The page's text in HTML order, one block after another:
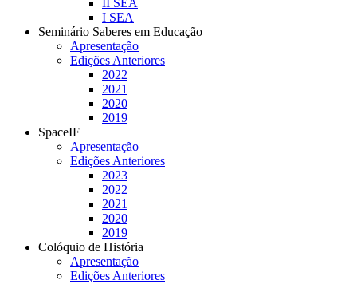
II SEA
I SEA
Seminário Saberes em Educação
Apresentação
Edições Anteriores
2022
2021
2020
2019
SpaceIF
Apresentação
Edições Anteriores
2023
2022
2021
2020
2019
Colóquio de História
Apresentação
Edições Anteriores